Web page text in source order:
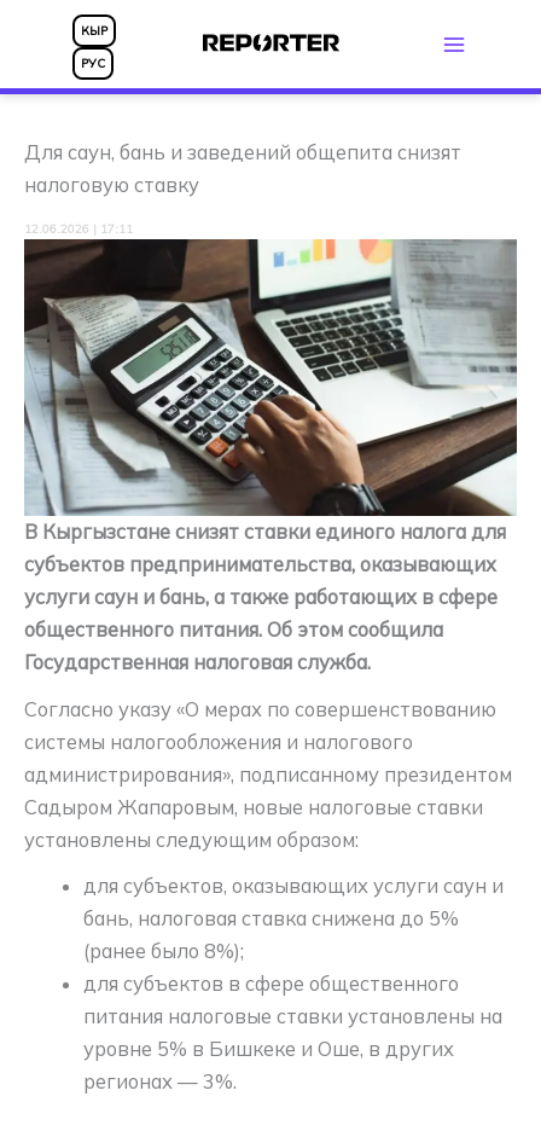
Перейти
содержимому
КЫР
РУС
Для саун, бань и заведений общепита снизят
налоговую ставку
12.06.2026 | 17:11
В Кыргызстане снизят ставки единого налога для
субъектов предпринимательства, оказывающих
услуги саун и бань, а также работающих в сфере
общественного питания. Об этом сообщила
Государственная налоговая служба.
Согласно указу «О мерах по совершенствованию
системы налогообложения и налогового
администрирования», подписанному президентом
Садыром Жапаровым, новые налоговые ставки
установлены следующим образом:
для субъектов, оказывающих услуги саун и
бань, налоговая ставка снижена до 5%
(ранее было 8%);
для субъектов в сфере общественного
питания налоговые ставки установлены на
уровне 5% в Бишкеке и Оше, в других
регионах — 3%.